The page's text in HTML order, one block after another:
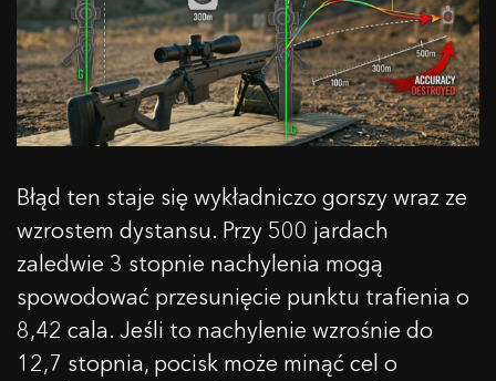
Błąd ten staje się wykładniczo gorszy wraz ze
wzrostem dystansu. Przy 500 jardach
zaledwie 3 stopnie nachylenia mogą
spowodować przesunięcie punktu trafienia o
8,42 cala. Jeśli to nachylenie wzrośnie do
12,7 stopnia, pocisk może minąć cel o